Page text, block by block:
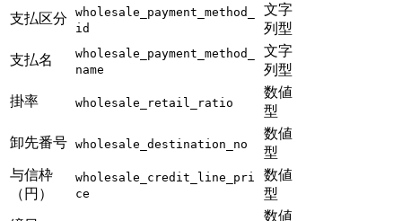
支払区分
wholesale_payment_method_
id
文字
列型
支払名
wholesale_payment_method_
name
文字
列型
掛率 wholesale_retail_ratio
数値
型
卸先番号 wholesale_destination_no
数値
型
与信枠
（円）
wholesale_credit_line_pri
ce
数値
型
数値